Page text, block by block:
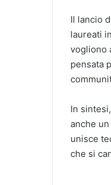
Il lancio
laureati
vogliono
pensata
In
anche
unisce
che si